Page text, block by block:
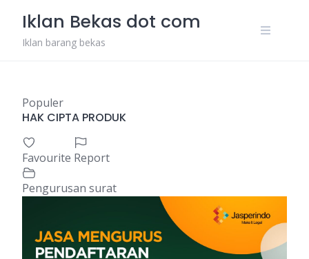
content
Iklan Bekas dot com
Iklan barang bekas
Populer
HAK CIPTA PRODUK
Favourite Report
Pengurusan surat